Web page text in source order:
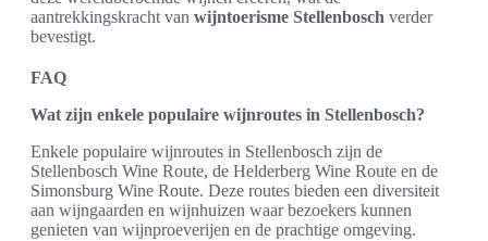
aantrekkingskracht van wijntoerisme Stellenbosch verder
bevestigt.
FAQ
Wat zijn enkele populaire wijnroutes in Stellenbosch?
Enkele populaire wijnroutes in Stellenbosch zijn de
Stellenbosch Wine Route, de Helderberg Wine Route en de
Simonsburg Wine Route. Deze routes bieden een diversiteit
aan wijngaarden en wijnhuizen waar bezoekers kunnen
genieten van wijnproeverijen en de prachtige omgeving.